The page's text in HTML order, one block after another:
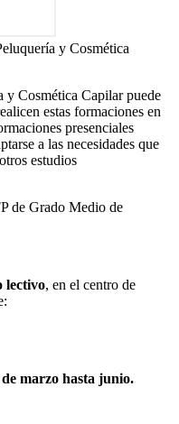
y Cosmética
y Cosmética Capilar puede
estas formaciones en
presenciales
a las necesidades que
estudios
de Grado Medio de
lectivo, en el centro de
marzo hasta junio.